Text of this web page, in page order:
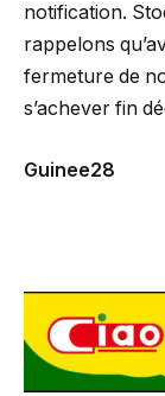
notification.
rappelons
fermeture de
s’achever fin
Guinee28